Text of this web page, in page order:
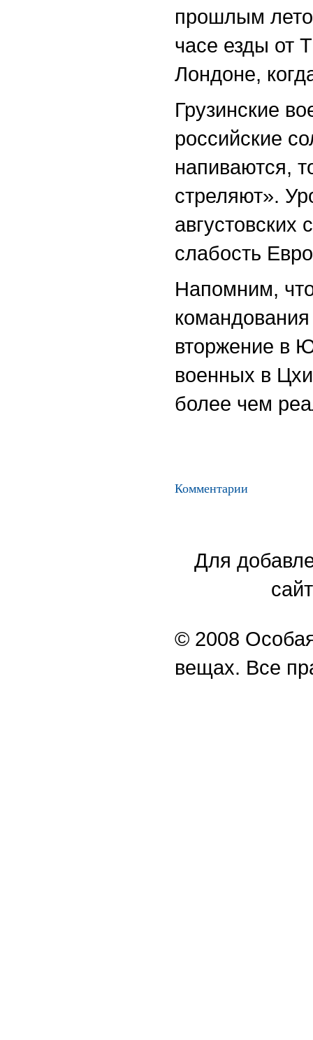
прошлым
часе езды от
Лондоне,
Грузинские
российские
напиваются,
стреляют».
августовских
слабость
Напомним,
вторжение в
военных в
более чем
Комментарии
Для
© 2008
вещах. Все